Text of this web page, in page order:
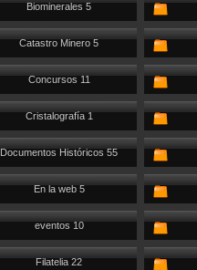
Biominerales 5
Catastro Minero 5
Concursos 11
Cristalografía 1
Documentos Históricos 55
En la web 5
eventos 10
Filatelia 22